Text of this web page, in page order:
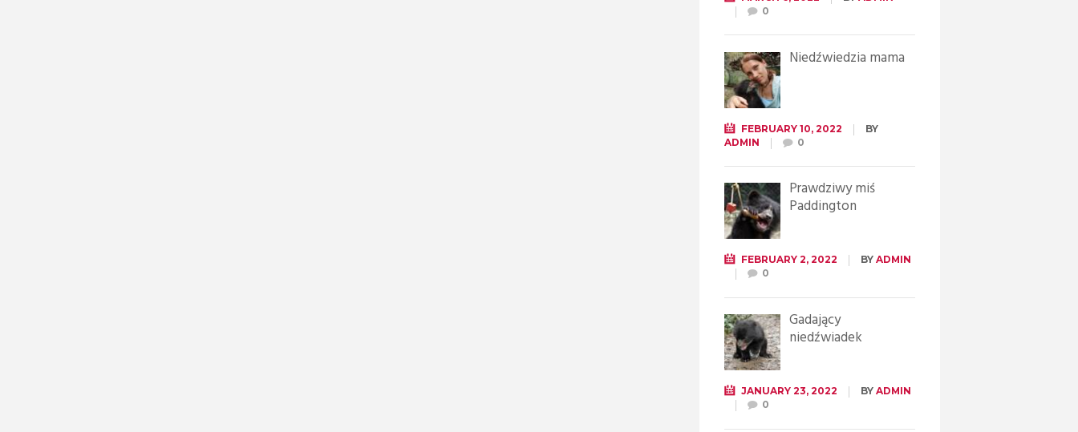
0
Niedźwiedzia mama
FEBRUARY 10, 2022
BY
ADMIN
0
Prawdziwy miś
Paddington
FEBRUARY 2, 2022 BY ADMIN
0
Gadający
niedźwiadek
JANUARY 23, 2022 BY ADMIN
0